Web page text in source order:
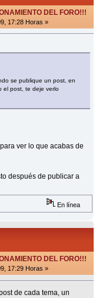
DEL FORO!!!
17:28 Horas »
se publique un post, en
el post, te deje verlo
ver lo que acabas de
después de publicar a
En línea
DEL FORO!!!
17:29 Horas »
de cada tema, un